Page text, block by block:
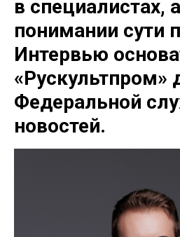
в специалистах,
понимании сути
Интервью
«Рускультпром»
Федеральной
новостей.